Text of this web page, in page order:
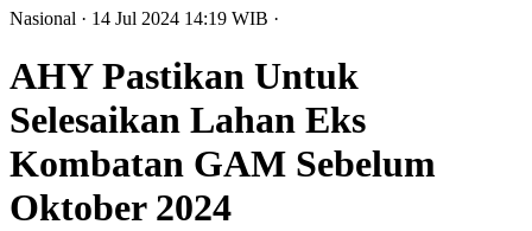
Nasional · 14 Jul 2024 14:19 WIB ·
AHY Pastikan Untuk
Selesaikan Lahan Eks
Kombatan GAM Sebelum
Oktober 2024